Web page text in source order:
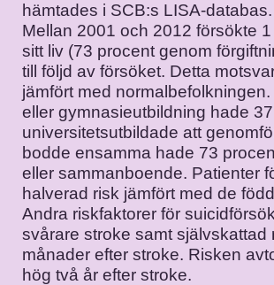
hämtades i SCB:s LISA-databas.
Mellan 2001 och 2012 försökte
sitt liv (73 procent genom
till följd av försöket. Detta
jämfört med
eller gymnasieutbildning hade
universitetsutbildade att
bodde ensamma hade 73
eller sammanboende. Patienter
halverad risk jämfört med de
Andra riskfaktorer för
svårare stroke samt
månader efter stroke. Risken
hög två år efter stroke.